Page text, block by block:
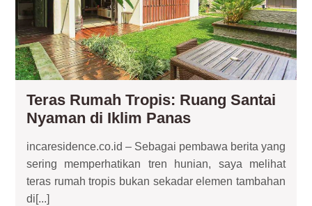
Teras Rumah Tropis: Ruang Santai
Nyaman di Iklim PanasTeras
Tropis:
Ruang
Santai
incaresidence.co.id – Sebagai pembawa berita yang
sering memperhatikan tren hunian, saya melihat
teras rumah tropis bukan sekadar elemen tambahan
di[...]